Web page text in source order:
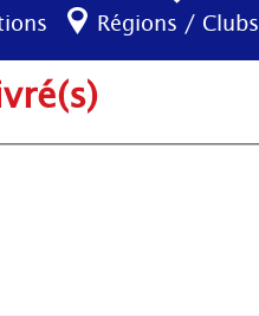
Régions / Clubs